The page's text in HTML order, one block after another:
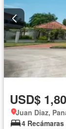
USD$
Juan Diaz,
4 Recámaras